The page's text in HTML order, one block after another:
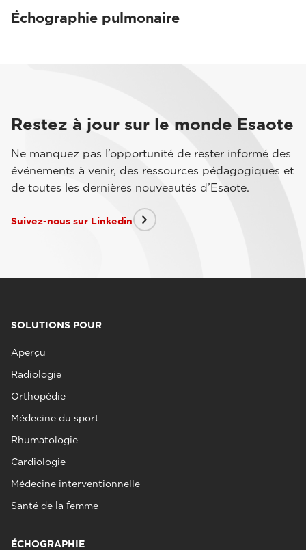
Échographie pulmonaire
Restez à jour sur le monde Esaote
Ne manquez pas l’opportunité de rester informé des
événements à venir, des ressources pédagogiques et
de toutes les dernières nouveautés d’Esaote.
Suivez-nous sur Linkedin
SOLUTIONS POUR
Aperçu
Radiologie
Orthopédie
Médecine du sport
Rhumatologie
Cardiologie
Médecine interventionnelle
Santé de la femme
ÉCHOGRAPHIE